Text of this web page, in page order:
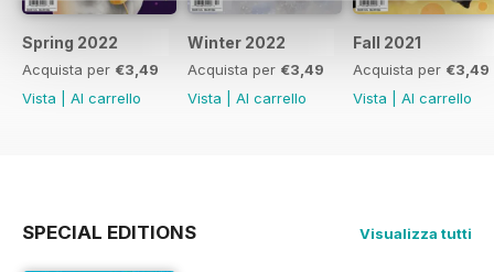
Spring 2022
Acquista per €3,49
Vista
Al carrello
Winter 2022
Acquista per €3,49
Vista
Al carrello
Fall 2021
Acquista per €3,49
Vista
Al carrello
SPECIAL EDITIONS Visualizza tutti